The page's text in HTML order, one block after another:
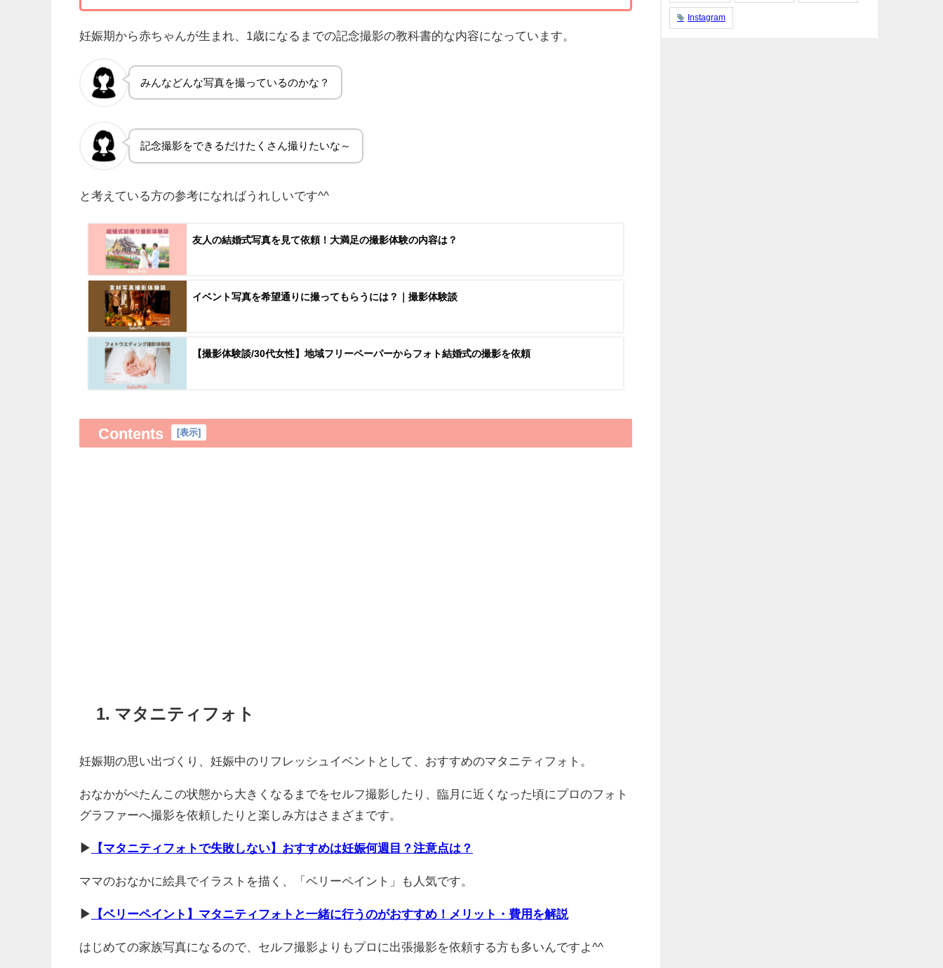
妊娠期から赤ちゃんが生まれ、1歳になるまでの記念撮影の教科書的な内容になっています。
みんなどんな写真を撮っているのかな？
記念撮影をできるだけたくさん撮りたいな～
と考えている方の参考になればうれしいです^^
友人の結婚式写真を見て依頼！大満足の撮影体験の内容は？
イベント写真を希望通りに撮ってもらうには？｜撮影体験談
【撮影体験談/30代女性】地域フリーペーパーからフォト結婚式の撮影を依頼
Contents [表示]
1. マタニティフォト
妊娠期の思い出づくり、妊娠中のリフレッシュイベントとして、おすすめのマタニティフォト。
おなかがぺたんこの状態から大きくなるまでをセルフ撮影したり、臨月に近くなった頃にプロのフォト
グラファーへ撮影を依頼したりと楽しみ方はさまざまです。
▶ 【マタニティフォトで失敗しない】おすすめは妊娠何週目？注意点は？
ママのおなかに絵具でイラストを描く、「ベリーペイント」も人気です。
▶ 【ベリーペイント】マタニティフォトと一緒に行うのがおすすめ！メリット・費用を解説
はじめての家族写真になるので、セルフ撮影よりもプロに出張撮影を依頼する方も多いんですよ^^
Instagram